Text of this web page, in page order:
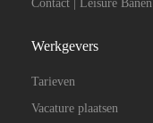
Contact | Leisure Banen
Werkgevers
Tarieven
Vacature plaatsen